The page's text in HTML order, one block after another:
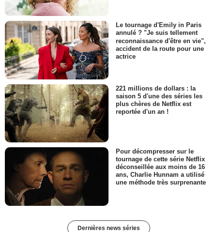
Le tournage d'Emily in Paris
annulé ? "Je suis tellement
reconnaissance d'être en vie",
accident de la route pour une
actrice
221 millions de dollars : la
saison 5 d'une des séries les
plus chères de Netflix est
reportée d'un an !
Pour décompresser sur le
tournage de cette série Netflix
déconseillée aux moins de 16
ans, Charlie Hunnam a utilisé
une méthode très surprenante
Dernières news séries